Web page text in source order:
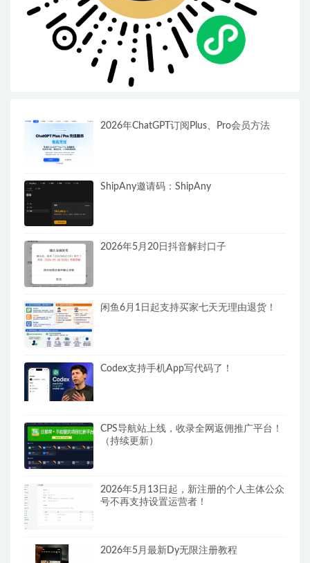
2026年ChatGPT订阅Plus、Pro会员方法
ShipAny邀请码：ShipAny
2026年5月20日抖音解封口子
闲鱼6月1日起支持买家七天无理由退货！
Codex支持手机App写代码了！
CPS导航站上线，收录全网返佣推广平台！
（持续更新）
2026年5月13日起，新注册的个人主体公众
号不再支持设置运营者！
2026年5月最新Dy无限注册教程